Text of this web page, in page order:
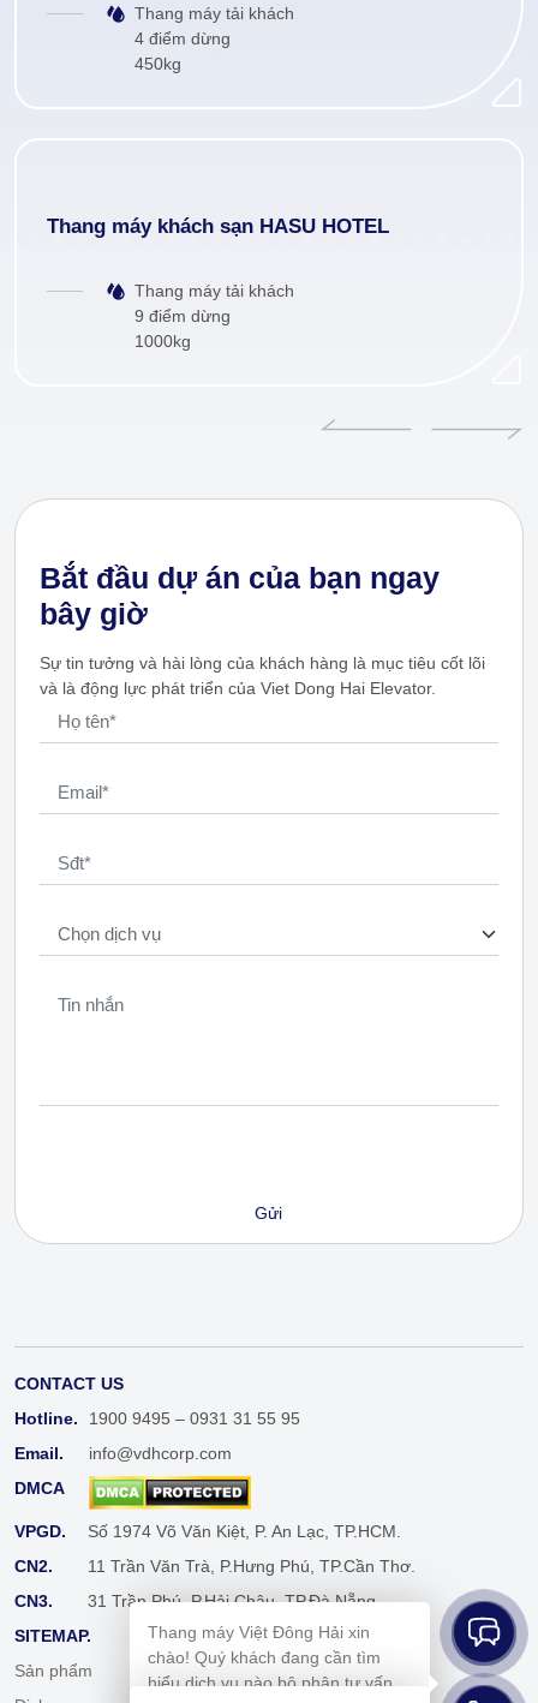
Thang máy tải khách
4 điểm dừng
450kg
Thang máy khách sạn HASU HOTEL
Thang máy tải khách
9 điểm dừng
1000kg
Bắt đầu dự án của bạn ngay
bây giờ
Sự tin tưởng và hài lòng của khách hàng là mục tiêu cốt lõi
và là động lực phát triển của Viet Dong Hai Elevator.
CONTACT US
Hotline.
1900 9495 – 0931 31 55 95
Email.
info@vdhcorp.com
DMCA
VPGD.
Số 1974 Võ Văn Kiệt, P. An Lạc, TP.HCM.
CN2.
11 Trần Văn Trà, P.Hưng Phú, TP.Cần Thơ.
CN3.
31 Trần Phú, P.Hải Châu, TP.Đà Nẵng.
SITEMAP.
Sản phẩm
Cẩm nang
Thang máy Việt Đông Hải xin
chào! Quý khách đang cần tìm
hiểu dịch vụ nào bộ phận tư vấn